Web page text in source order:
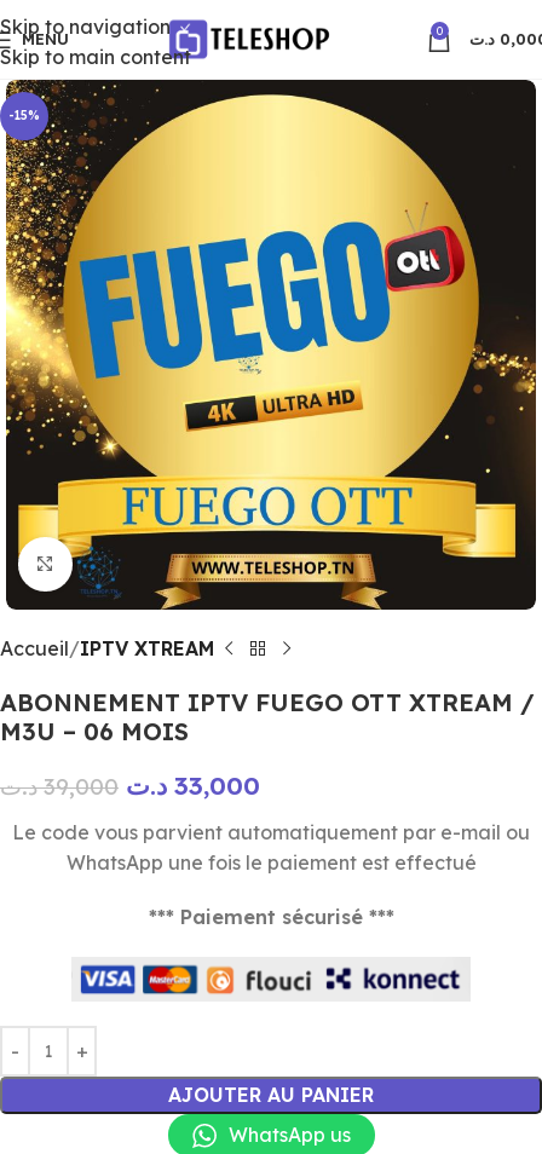
Skip to navigation
Skip to main content
MENU 0 د.ت
-15%
Click to enlarge
Accueil IPTV XTREAM
ABONNEMENT IPTV FUEGO OTT XTREAM /
M3U – 06 MOIS
39,000 د.ت 33,000 د.ت
Le code vous parvient automatiquement par e-mail ou
WhatsApp une fois le paiement est effectué
*** Paiement sécurisé ***
AJOUTER AU PANIER
WhatsApp us